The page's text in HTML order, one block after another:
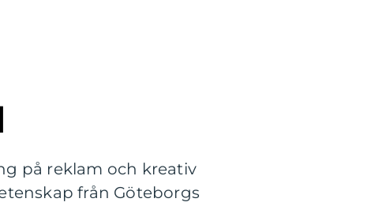
på reklam och kreativ
från Göteborgs